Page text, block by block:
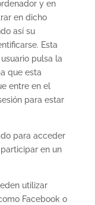
y en
en dicho
así su
Esta
pulsa la
que esta
entre en el
para estar
para acceder
en un
utilizar
Facebook o